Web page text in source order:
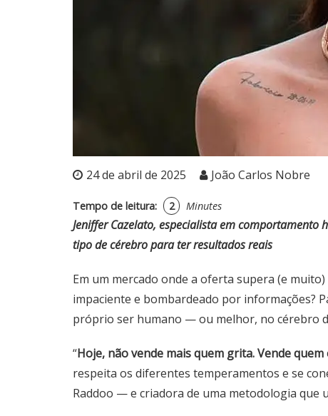
24 de abril de 2025 João Carlos Nobre
Tempo de leitura: 2 Minutes
Jeniffer Cazelato, especialista em
tipo de cérebro para ter resultados reais
Em um mercado onde a oferta supera (e
impaciente e bombardeado por informações?
próprio ser humano — ou melhor, no cérebro
“Hoje, não vende mais quem grita. Vende
respeita os diferentes temperamentos e se
Raddoo — e criadora de uma metodologia